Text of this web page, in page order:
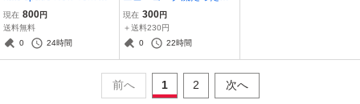
イトスペードニューヨー
ク Tシャツ EAT YOUR
HEART OUT 白 S コット
現在 800円
送料無料
0
24時間
人の「大きな会社」
我々の仕事の仕方・考え
方 神谷秀樹／著 定価17
現在 300円
＋送料230円
0
22時間
前へ 1 2 次へ